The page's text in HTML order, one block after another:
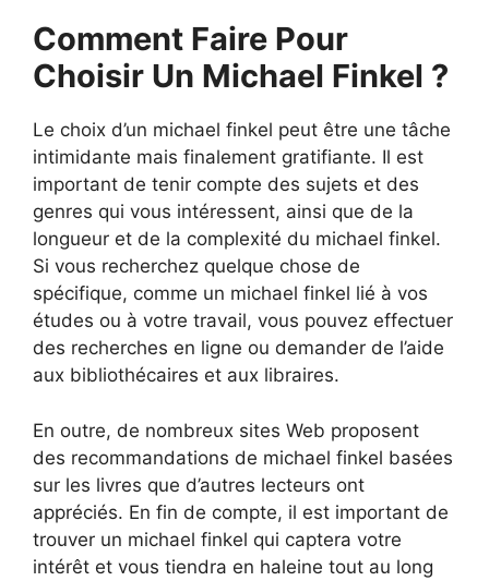
Comment Faire Pour
Choisir Un Michael Finkel ?
Le choix d’un michael finkel peut être une tâche
intimidante mais finalement gratifiante. Il est
important de tenir compte des sujets et des
genres qui vous intéressent, ainsi que de la
longueur et de la complexité du michael finkel.
Si vous recherchez quelque chose de
spécifique, comme un michael finkel lié à vos
études ou à votre travail, vous pouvez effectuer
des recherches en ligne ou demander de l’aide
aux bibliothécaires et aux libraires.
En outre, de nombreux sites Web proposent
des recommandations de michael finkel basées
sur les livres que d’autres lecteurs ont
appréciés. En fin de compte, il est important de
trouver un michael finkel qui captera votre
intérêt et vous tiendra en haleine tout au long